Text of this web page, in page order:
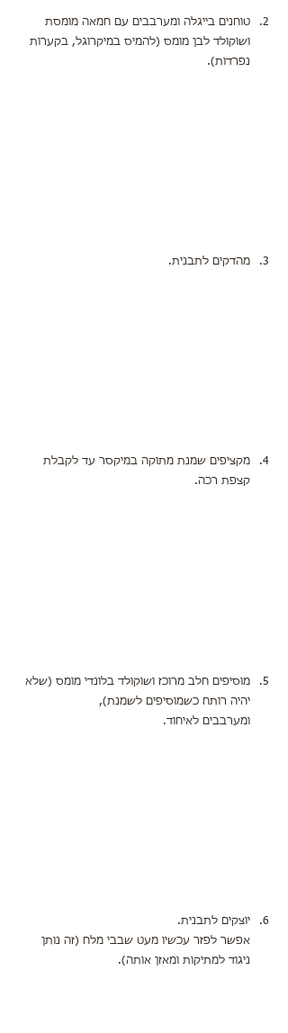
טוחנים בייגלה ומערבבים עם חמאה מומסת
ושוקולד לבן מומס (להמיס במיקרוגל, בקערות
נפרדות).
מהדקים לתבנית.
מקציפים שמנת מתוקה במיקסר עד לקבלת
קצפת רכה.
מוסיפים חלב מרוכז ושוקולד בלונדי מומס (שלא
יהיה רותח כשמוסיפים לשמנת),
ומערבבים לאיחוד.
יוצקים לתבנית.
אפשר לפזר עכשיו מעט שבבי מלח (זה נותן
ניגוד למתיקות ומאזן אותה).